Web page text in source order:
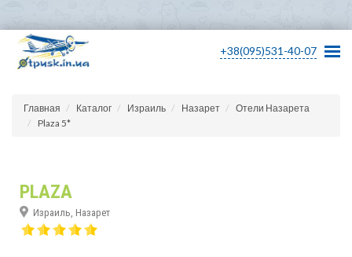
+38(095)531-40-07
Главная Каталог Израиль Назарет
Отели Назарета
Plaza 5*
PLAZA
Израиль, Назарет